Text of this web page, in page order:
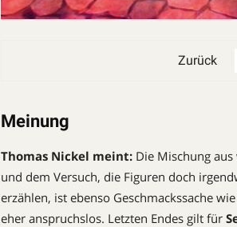
Zurück
Meinung
Thomas Nickel meint: Die Mischung
und dem Versuch, die Figuren doch
erzählen, ist ebenso Geschmackssache
eher anspruchslos. Letzten Endes gilt für